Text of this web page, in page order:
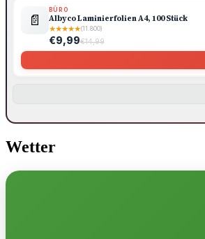
📄
BÜRO
Albyco Laminierfolien A4, 100 Stück
★★★★★(11.800)
€9,99€14,99
Wetter